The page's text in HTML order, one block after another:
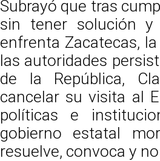
Subrayó que tras
sin tener solución y
enfrenta Zacatecas,
las autoridades
de la República,
cancelar su visita al
políticas e
gobierno estatal
resuelve, convoca y